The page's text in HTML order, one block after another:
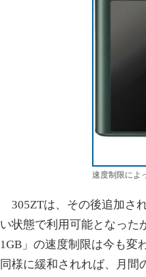
速度制限によ
305ZTは、その後追加さ
い状態で利用可能となった
1GB」の速度制限は今も変
同様に緩和されれば、月間